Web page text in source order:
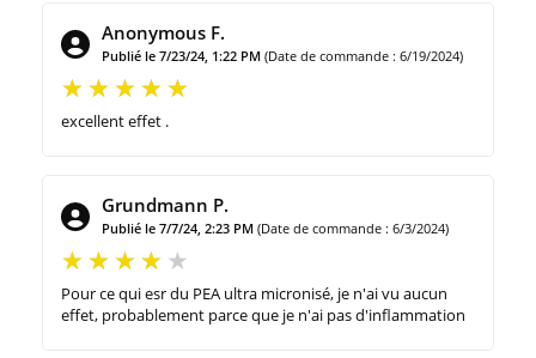
Anonymous F.
Publié le 7/23/24, 1:22 PM (Date de commande : 6/19/2024)
excellent effet .
Grundmann P.
Publié le 7/7/24, 2:23 PM (Date de commande : 6/3/2024)
Pour ce qui esr du PEA ultra micronisé, je n'ai vu aucun
effet, probablement parce que je n'ai pas d'inflammation